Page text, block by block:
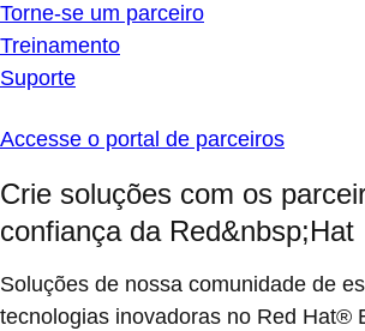
Torne-se um parceiro
Treinamento
Suporte
Accesse o portal de parceiros
Crie soluções com os
confiança da Red&nbsp;Hat
Soluções de nossa comunidade de
tecnologias inovadoras no Red Hat®